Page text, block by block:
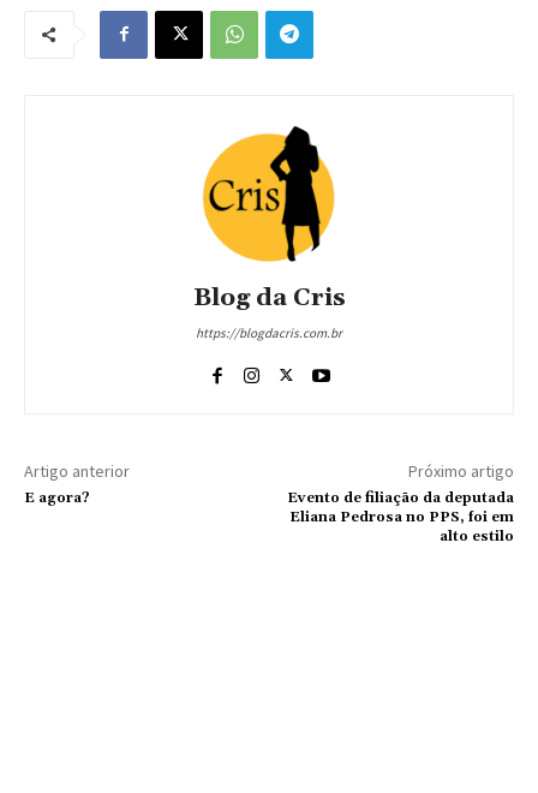
Blog da Cris
https://blogdacris.com.br
Artigo anterior
E agora?
Próximo artigo
Evento de filiação da deputada
Eliana Pedrosa no PPS, foi em
alto estilo